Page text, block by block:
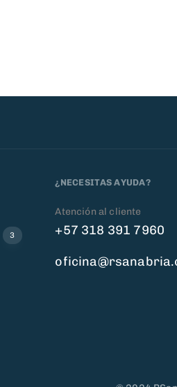
3
¿NECESITAS AYUDA?
Atención al cliente
+57 318 391 7960